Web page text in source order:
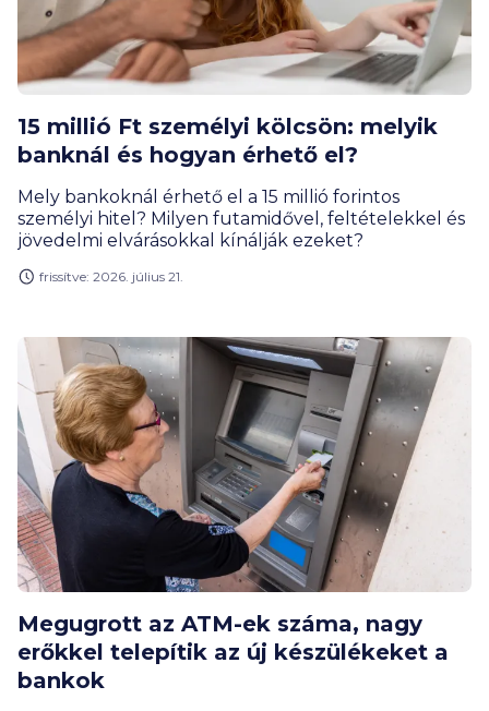
15 millió Ft személyi kölcsön: melyik
banknál és hogyan érhető el?
Mely bankoknál érhető el a 15 millió forintos
személyi hitel? Milyen futamidővel, feltételekkel és
jövedelmi elvárásokkal kínálják ezeket?
frissítve: 2026. július 21.
Megugrott az ATM-ek száma, nagy
erőkkel telepítik az új készülékeket a
bankok